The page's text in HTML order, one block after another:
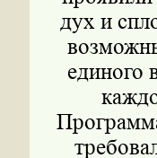
дух и
единого